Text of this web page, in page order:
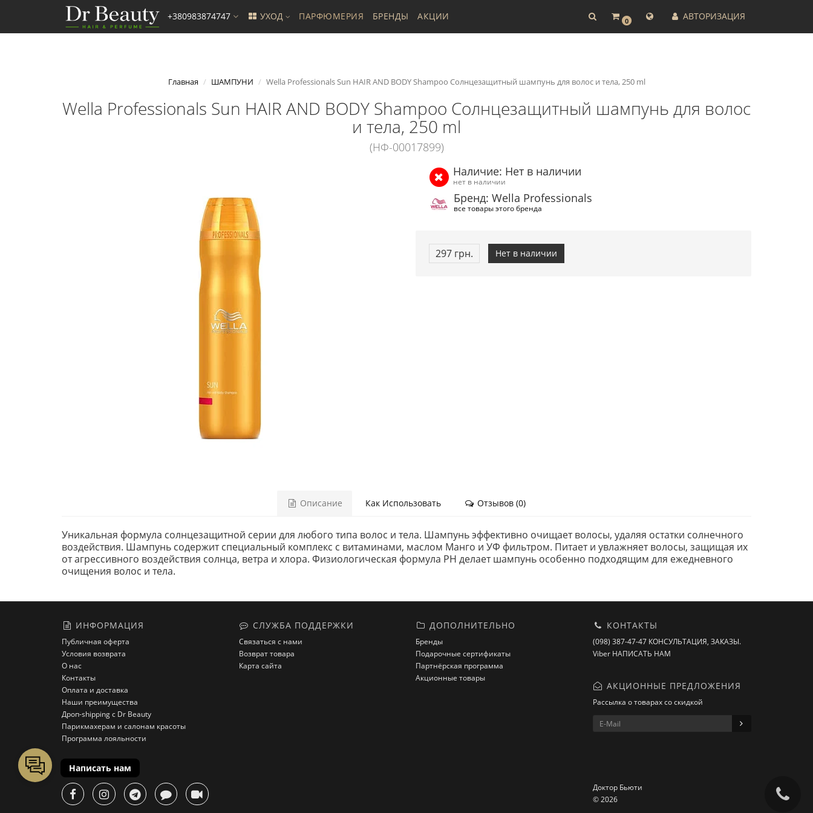
0 АВТОРИЗАЦИЯ
+380983874747 УХОД ПАРФЮМЕРИЯ БРЕНДЫ АКЦИИ
Главная ШАМПУНИ Wella Professionals Sun HAIR AND BODY Shampoo Солнцезащитный шампунь для волос и тела, 250 ml
Wella Professionals Sun HAIR AND BODY Shampoo Солнцезащитный шампунь для волос
и тела, 250 ml
(НФ-00017899)
Наличие: Нет в наличии
нет в наличии
Бренд: Wella Professionals
все товары этого бренда
297 грн. Нет в наличии
Описание Как Использовать Отзывов (0)
Уникальная формула солнцезащитной серии для любого типа волос и тела. Шампунь эффективно очищает волосы, удаляя остатки солнечного
воздействия. Шампунь содержит специальный комплекс с витаминами, маслом Манго и УФ фильтром. Питает и увлажняет волосы, защищая их
от агрессивного воздействия солнца, ветра и хлора. Физиологическая формула PH делает шампунь особенно подходящим для ежедневного
очищения волос и тела.
ИНФОРМАЦИЯ
Публичная оферта
Условия возврата
О нас
Контакты
Оплата и доставка
Наши преимущества
Дроп-shipping с Dr Beauty
Парикмахерам и салонам красоты
Программа лояльности
СЛУЖБА ПОДДЕРЖКИ
Связаться с нами
Возврат товара
Карта сайта
ДОПОЛНИТЕЛЬНО
Бренды
Подарочные сертификаты
Партнёрская программа
Акционные товары
КОНТАКТЫ
(098) 387-47-47 КОНСУЛЬТАЦИЯ, ЗАКАЗЫ.
Viber НАПИСАТЬ НАМ
АКЦИОННЫЕ ПРЕДЛОЖЕНИЯ
Рассылка о товарах со скидкой
Доктор Бьюти
© 2026